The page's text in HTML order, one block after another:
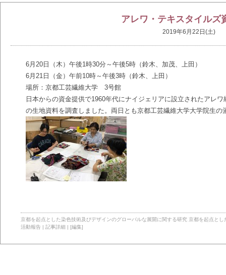
アレワ・テキスタイルズ
2019年6月22日(土)
6月20日（木）午後1時30分～午後5時（鈴木、加茂、上田）
6月21日（金）午前10時～午後3時（鈴木、上田）
場所：京都工芸繊維大学 3号館
日本からの資金提供で1960年代にナイジェリアに設立されたアレ
の生地資料を調査しました。両日とも京都工芸繊維大学大学院生
京都を起点とした染色技術及びデザインのグローバルな展開に関する研究 京都を起点とし
活動報告 | 記事詳細 | [編集]